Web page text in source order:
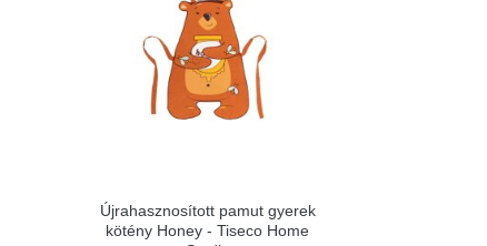
Újrahasznosított pamut gyerek
kötény Honey - Tiseco Home